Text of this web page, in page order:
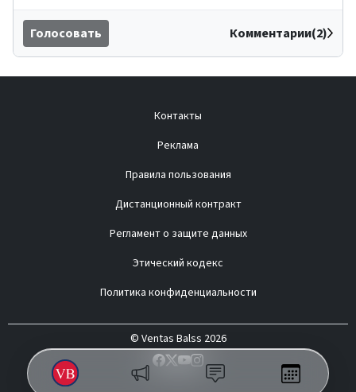
Голосовать Комментарии(2)
Контакты
Реклама
Правила пользования
Дистанционный контракт
Регламент о защите данных
Этический кодекс
Политика конфиденциальности
© Ventas Balss 2026